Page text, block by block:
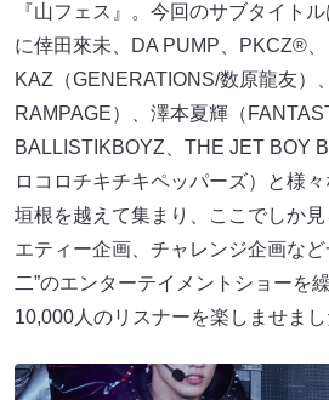
『山フェス』。今回のサブタイトル
に倖田來未、DA PUMP、PKCZ®、
KAZ（GENERATIONS/数原龍友）
RAMPAGE）、澤本夏輝（
BALLISTIKBOYZ、THE JET BOY
ロコロチキチキペッパーズ）と様
垣根を越えて集まり、ここでしか
エティー企画、チャレンジ企画な
二”のエンターテイメントショーを
10,000人のリスナーを楽しませまし